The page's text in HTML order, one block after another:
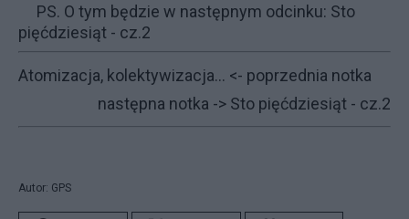
PS. O tym będzie w następnym odcinku: Sto
pięćdziesiąt - cz.2
Atomizacja, kolektywizacja... <- poprzednia notka
następna notka -> Sto pięćdziesiąt - cz.2
Autor: GPS